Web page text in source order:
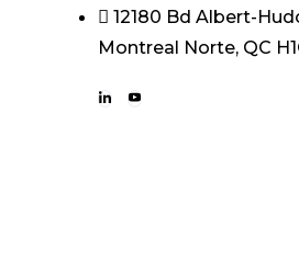
12180 Bd Albert-
Montreal Norte, QC